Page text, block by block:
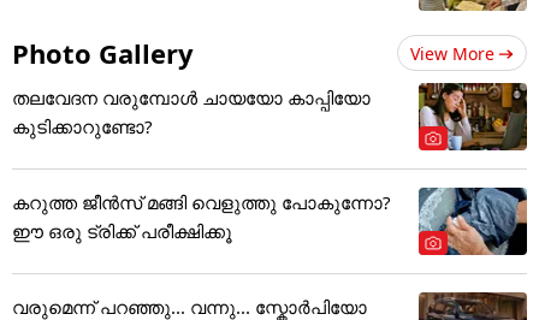
Photo Gallery View More
തലവേദന വരുമ്പോൾ ചായയോ കാപ്പിയോ
കുടിക്കാറുണ്ടോ?
കറുത്ത ജീൻസ് മങ്ങി വെളുത്തു പോകുന്നോ?
ഈ ഒരു ട്രിക്ക് പരീക്ഷിക്കൂ
വരുമെന്ന് പറഞ്ഞു... വന്നു... സ്കോർപിയോ